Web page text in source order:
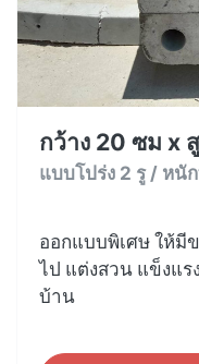
กว้าง 20 ซม x
แบบโปร่ง 2 รู / หนั
ออกแบบพิเศษ ให้มี
ไป แต่งสวน แข็งแร
บ้าน